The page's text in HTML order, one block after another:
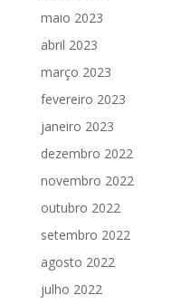
maio 2023
abril 2023
março 2023
fevereiro 2023
janeiro 2023
dezembro 2022
novembro 2022
outubro 2022
setembro 2022
agosto 2022
julho 2022